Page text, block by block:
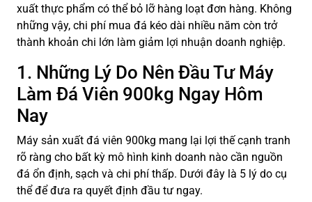
xuất thực phẩm có thể bỏ lỡ hàng loạt đơn hàng. Không
những vậy, chi phí mua đá kéo dài nhiều năm còn trở
thành khoản chi lớn làm giảm lợi nhuận doanh nghiệp.
1. Những Lý Do Nên Đầu Tư Máy
Làm Đá Viên 900kg Ngay Hôm
Nay
Máy sản xuất đá viên 900kg mang lại lợi thế cạnh tranh
rõ ràng cho bất kỳ mô hình kinh doanh nào cần nguồn
đá ổn định, sạch và chi phí thấp. Dưới đây là 5 lý do cụ
thể để đưa ra quyết định đầu tư ngay.